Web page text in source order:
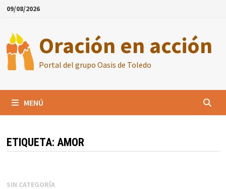
Saltar
contenido
09/08/2026
Oración en acción
Portal del grupo Oasis de Toledo
MENÚ
ETIQUETA: AMOR
SIN CATEGORÍA